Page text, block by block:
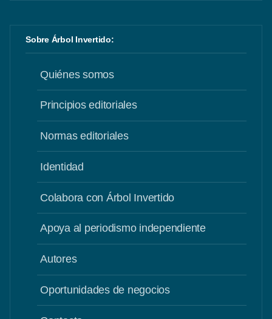
Sobre Árbol Invertido:
Quiénes somos
Principios editoriales
Normas editoriales
Identidad
Colabora con Árbol Invertido
Apoya al periodismo independiente
Autores
Oportunidades de negocios